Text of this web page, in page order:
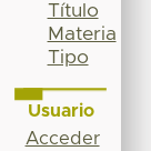
Título
Materia
Tipo
Usuario
Acceder